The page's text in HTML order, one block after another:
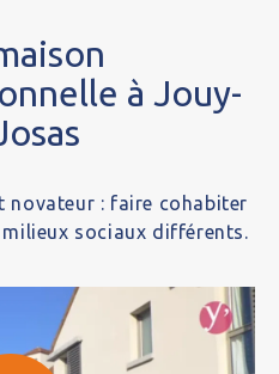
à Jouy-
novateur : faire cohabiter
sociaux différents.